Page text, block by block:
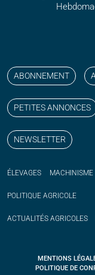
ABONNEMENT
PETITES ANNONCES
NEWSLETTER
ÉLEVAGES MACHINISME
POLITIQUE AGRICOLE
ACTUALITÉS AGRICOLES
MENTIONS
POLITIQUE DE